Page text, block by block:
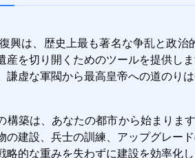
興は、歴史上最も著名な争乱と政
産を切り開くためのツールを提供し
謙虚な軍閥から最高皇帝への道のり
構築は、あなたの都市から始まりま
の建設、兵士の訓練、アップグレー
略的な重みを失わずに建設を効率化